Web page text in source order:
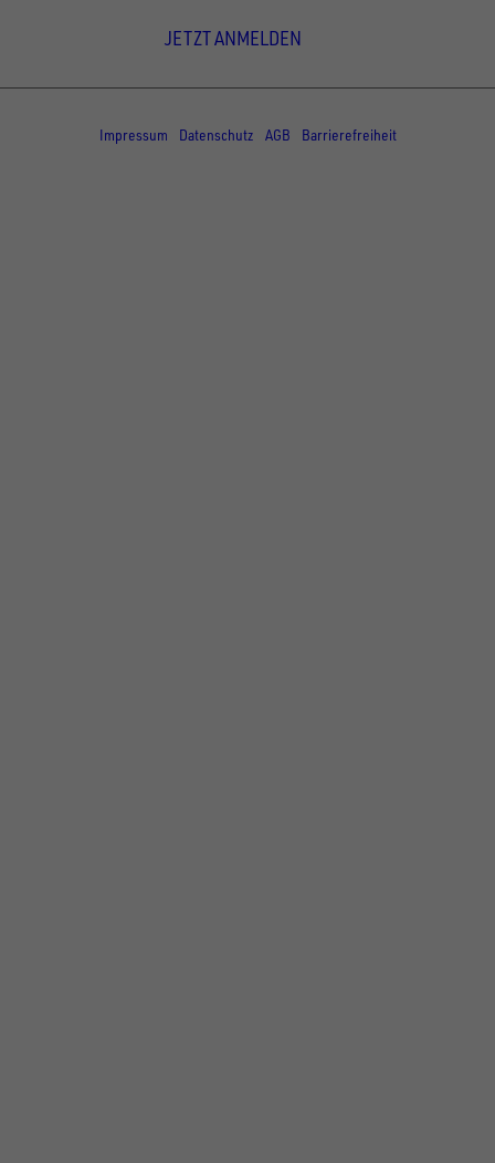
JETZT ANMELDEN
Impressum
Datenschutz AGB Barrierefreiheit